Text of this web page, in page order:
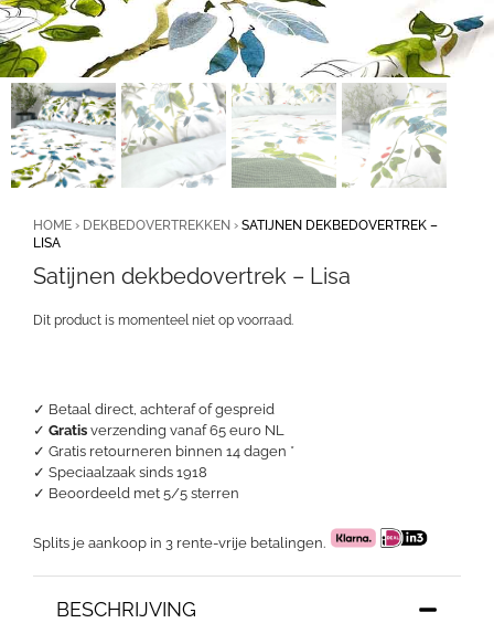
✓ Betaal direct, achteraf of gespreid
✓ Gratis verzending vanaf 65 euro NL
✓ Gratis retourneren binnen 14 dagen *
✓ Speciaalzaak sinds 1918
✓ Beoordeeld met 5/5 sterren
Splits je aankoop in 3 rente-vrije betalingen.
HOME › DEKBEDOVERTREKKEN › SATIJNEN DEKBEDOVERTREK –
LISA
Satijnen dekbedovertrek – Lisa
BESCHRIJVING
Dit product is momenteel niet op voorraad.